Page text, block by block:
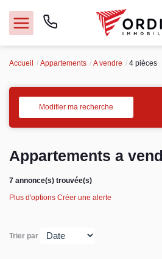
Acheter
Vendre
Immobilier pro
Faire gérer
Accueil Appartements A vendre 4 pièces
Modifier ma recherche
Appartements a
7 annonce(s) trouvée(s)
Plus d'options Créer une alerte
Trier par